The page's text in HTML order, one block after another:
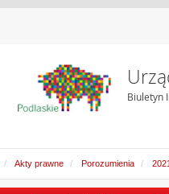
Biuletyn
Akty prawne Porozumienia 2021